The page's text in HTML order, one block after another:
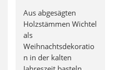
Aus abgesägten
Holzstämmen Wichtel
als
Weihnachtsdekoratio
n in der kalten